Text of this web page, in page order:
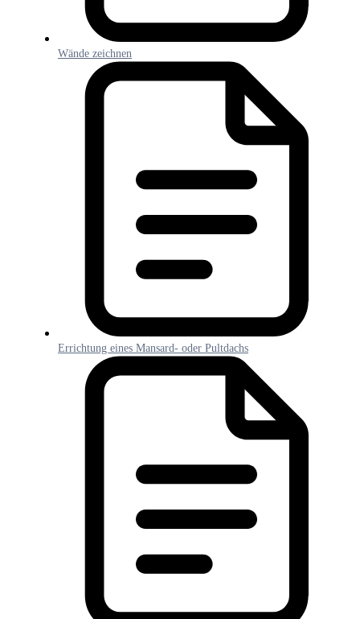
Wände zeichnen
Errichtung eines Mansard- oder Pultdachs